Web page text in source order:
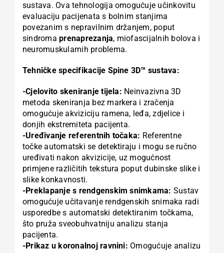
sustava. Ova tehnologija omogućuje učinkovitu
evaluaciju pacijenata s bolnim stanjima
povezanim s nepravilnim držanjem, poput
sindromaprenaprezanja, miofascijalnih bolova i
neuromuskularnih problema.
Tehničke specifikacije Spine 3D™ sustava:
-Cjelovito skeniranje tijela: Neinvazivna 3D
metoda skeniranja bez markera i zračenja
omogućuje akviziciju ramena, leđa, zdjelice i
donjih ekstremiteta pacijenta.
-Uređivanje referentnih točaka: Referentne
točke automatski se detektiraju i mogu se ručno
uređivati nakon akvizicije, uz mogućnost
primjene različitih tekstura poput dubinske slike i
slike konkavnosti.
-Preklapanje s rendgenskim snimkama: Sustav
omogućuje učitavanje rendgenskih snimaka radi
usporedbe s automatski detektiranim točkama,
što pruža sveobuhvatniju analizu stanja
pacijenta.
-Prikaz u koronalnoj ravnini: Omogućuje analizu